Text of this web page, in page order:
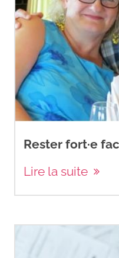
Rester fort·e
Lire la suite